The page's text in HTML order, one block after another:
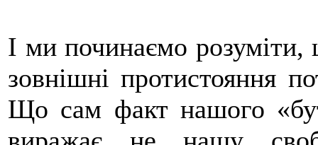
І ми починаємо розуміти,
зовнішні протистояння
Що сам факт нашого